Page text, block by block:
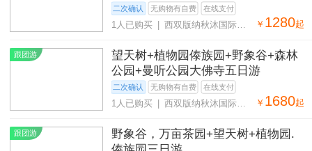
二次确认 无购物有自费 在线支付
￥ 1280起
1人已购买 | 西双版纳秋沐国际旅
跟团游
望天树+植物园傣族园+野象谷+森林
公园+曼听公园大佛寺五日游
二次确认 无购物有自费 在线支付
￥ 1680起
1人已购买 | 西双版纳秋沐国际旅
跟团游
野象谷，万亩茶园+望天树+植物园.